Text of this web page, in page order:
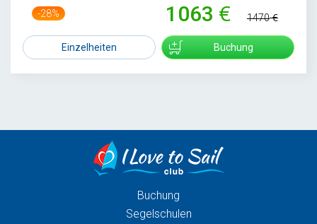
-28% 1063 1470
Einzelheiten Buchung
Buchung
Segelschulen